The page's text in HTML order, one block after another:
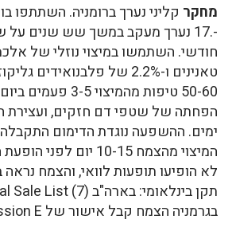
מחקר
-.17 נערך מעקב במשך שש שנים
טאנינים ו-2.2% של
50-60 טיפות
ימים. ההשפעה נוגדת הדימום
המיצוי מהצמח 10-15 יום
בגרמניה הצמח קבל אישור של Commission E.